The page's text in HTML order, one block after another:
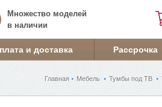
Множество моделей
в наличии
и доставка Рассрочка
Главная Мебель Тумбы под ТВ